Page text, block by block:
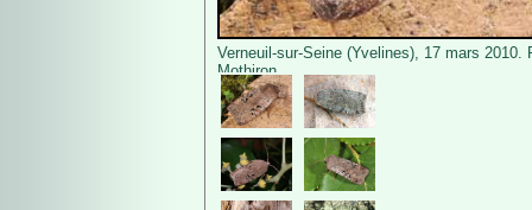
Verneuil-sur-Seine (Yvelines), 17 mars 2010.
Mothiron.